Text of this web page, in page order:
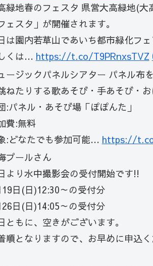
緑地春のフェスタ 県営大高緑地(
ェスタ」が開催されます。
は園内若草山であいち都市緑化フェ
くは… https://t.co/T9PRnxsTVZ
ージックパネルシアター パネル布
ねたりする歌あそび・手あそび・
:パネル・あそび場「ぽぽんた」
費:無料
:どなたでも参加可能… https://
プールさん
より水中撮影会の受付開始です!!
日(日)12:30～の受付分
日(日)14:05～の受付分
ともに、空きがございます。
順となりますので、お早めに申込